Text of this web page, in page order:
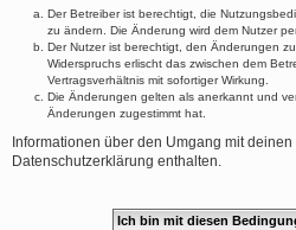
Der Betreiber ist berechtigt, die
zu ändern. Die Änderung wird dem Nutzer
Der Nutzer ist berechtigt, den Änderungen
Widerspruchs erlischt das zwischen dem
Vertragsverhältnis mit sofortiger Wirkung.
Die Änderungen gelten als anerkannt und
Änderungen zugestimmt hat.
Informationen über den Umgang mit
Datenschutzerklärung enthalten.